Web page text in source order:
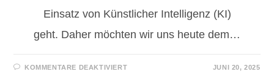
Einsatz von Künstlicher Intelligenz (KI)
geht. Daher möchten wir uns heute dem…
KOMMENTARE DEAKTIVIERT JUNI 20, 2025